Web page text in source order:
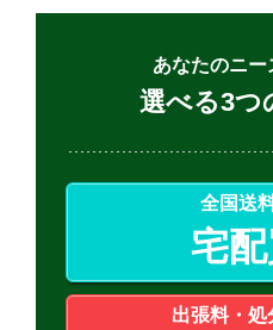
あなたのニー
選べる3つ
全国送
宅
出張料・処